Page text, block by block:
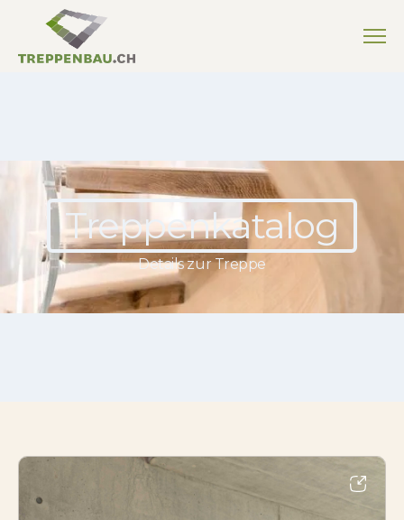
Treppenkatalog
Details zur Treppe